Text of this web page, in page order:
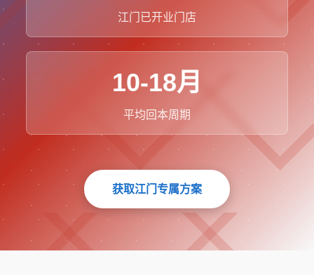
江门已开业门店
10-18月
平均回本周期
获取江门专属方案